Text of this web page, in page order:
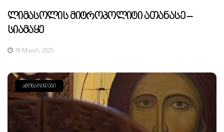
Ლიმასოლის Მიტროპოლიტი Ათანასე –
Სიამაყე
19 March, 2025
ᲐᲛᲝᲜᲐᲠᲘᲓᲔᲑᲘ